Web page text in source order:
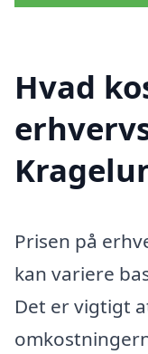
Hvad
Prisen på
kan variere
Det er vigtigt